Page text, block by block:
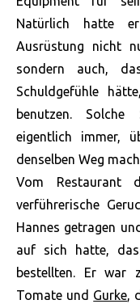
Natürlich hatte
Ausrüstung nicht
sondern auch,
Schuldgefühle
benutzen. Solche
eigentlich immer,
denselben Weg
Vom Restaurant
verführerische
Hannes getragen
auf sich hatte,
bestellten. Er war
Tomate und Gurke,